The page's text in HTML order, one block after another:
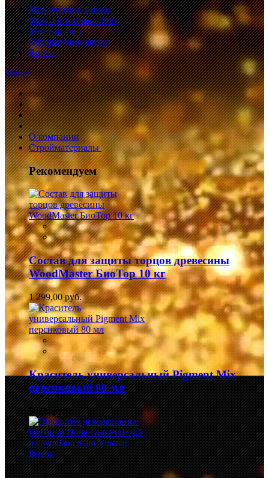
Моя учётная запись
Мой лист пожеланий
Моя корзина
Оформление заказа
Войти
Меню
О компании
Стройматериалы
Рекомендуем
Состав для защиты торцов древесины
WoodMaster БиоТор 10 кг
1 299,00 руб.
Краситель универсальный Pigment Mix
персиковый 80 мл
99,00 руб.